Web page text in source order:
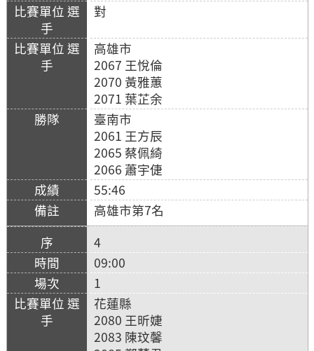
對
高雄市
2067 王悅倫
2070 黃雅蕙
2071 葉芷余
臺南市
2061 王方辰
2065 蔡佩綺
2066 蕭宇倢
55:46
高雄市第7名
4
09:00
1
花蓮縣
2080 王昕婕
2083 陳玟馨